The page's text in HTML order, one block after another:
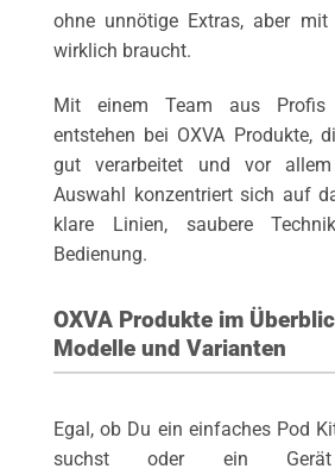
ohne unnötige Extras, aber
wirklich braucht.
Mit einem Team aus Profis
entstehen bei OXVA Produkte,
gut verarbeitet und vor
Auswahl konzentriert sich auf
klare Linien, saubere
Bedienung.
OXVA Produkte im
Modelle und Varianten
Egal, ob Du ein einfaches Pod
suchst oder ein